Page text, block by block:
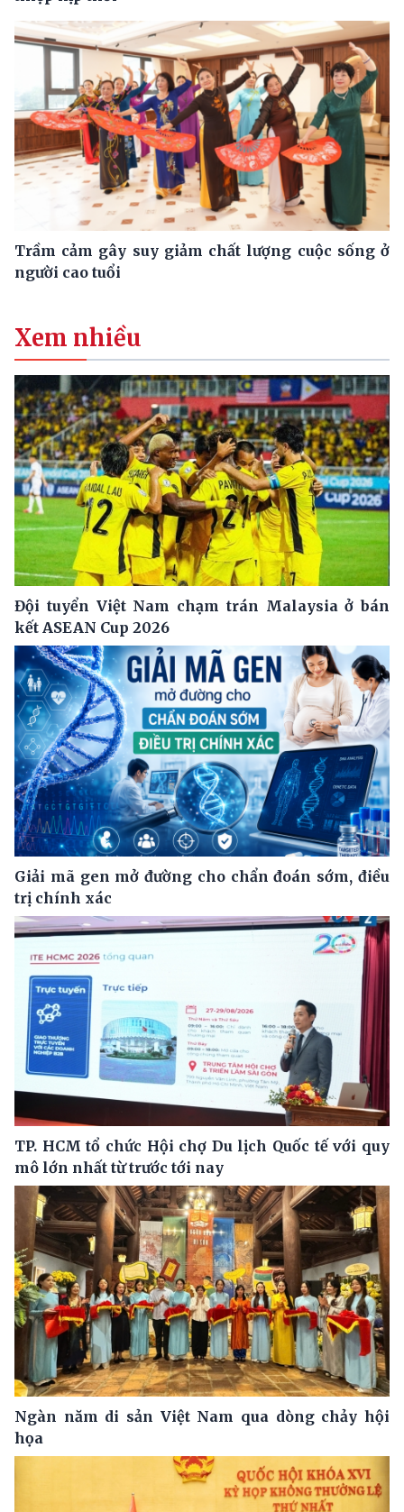
Trầm cảm gây suy giảm chất lượng cuộc sống ở
người cao tuổi
Xem nhiều
Đội tuyển Việt Nam chạm trán Malaysia ở bán
kết ASEAN Cup 2026
Giải mã gen mở đường cho chẩn đoán sớm, điều
trị chính xác
TP. HCM tổ chức Hội chợ Du lịch Quốc tế với quy
mô lớn nhất từ trước tới nay
Ngàn năm di sản Việt Nam qua dòng chảy hội
họa